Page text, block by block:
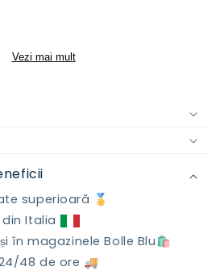
Vezi mai mult
superioară 🏅
Italia
în magazinele Bolle Blu🛍️
48 de ore 🚚